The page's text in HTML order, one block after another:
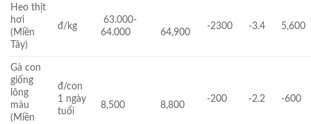
Heo thịt
hơi
(Miền
Tây)
đ/kg
63.000-
64.000
64,900
-2300 -3.4 5,600
Gà con
giống
lông
màu
(Miền
đ/con
1 ngày
tuổi
8,500 8,800
-200 -2.2 -600